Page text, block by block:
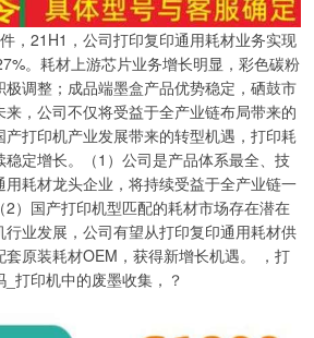
，21H1，公司打印复印通用耗材业务实现
。耗材上游芯片业务增长明显，彩色碳粉
调整；成品端墨盒产品优势稳定，硒鼓市
，公司不仅将受益于全产业链布局带来的
打印机产业发展带来的转型机遇，打印耗
定增长。（1）公司是产品体系最全、技
耗材龙头企业，将持续受益于全产业链一
）国产打印机型匹配的耗材市场存在潜在
业发展，公司有望从打印复印通用耗材供
原装耗材OEM，获得新增长机遇。 ，打
打印机中的废墨收集，？